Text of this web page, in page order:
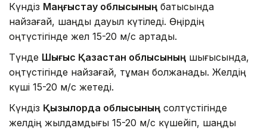
Күндіз Маңғыстау облысының батысында
найзағай, шаңды дауыл күтіледі. Өңірдің
оңтүстігінде жел 15-20 м/с артады.
Түнде Шығыс Қазақстан облысының шығысында,
оңтүстігінде найзағай, тұман болжанады. Желдің
күші 15-20 м/с жетеді.
Күндіз Қызылорда облысының солтүстігінде
желдің жылдамдығы 15-20 м/с күшейіп, шаңды